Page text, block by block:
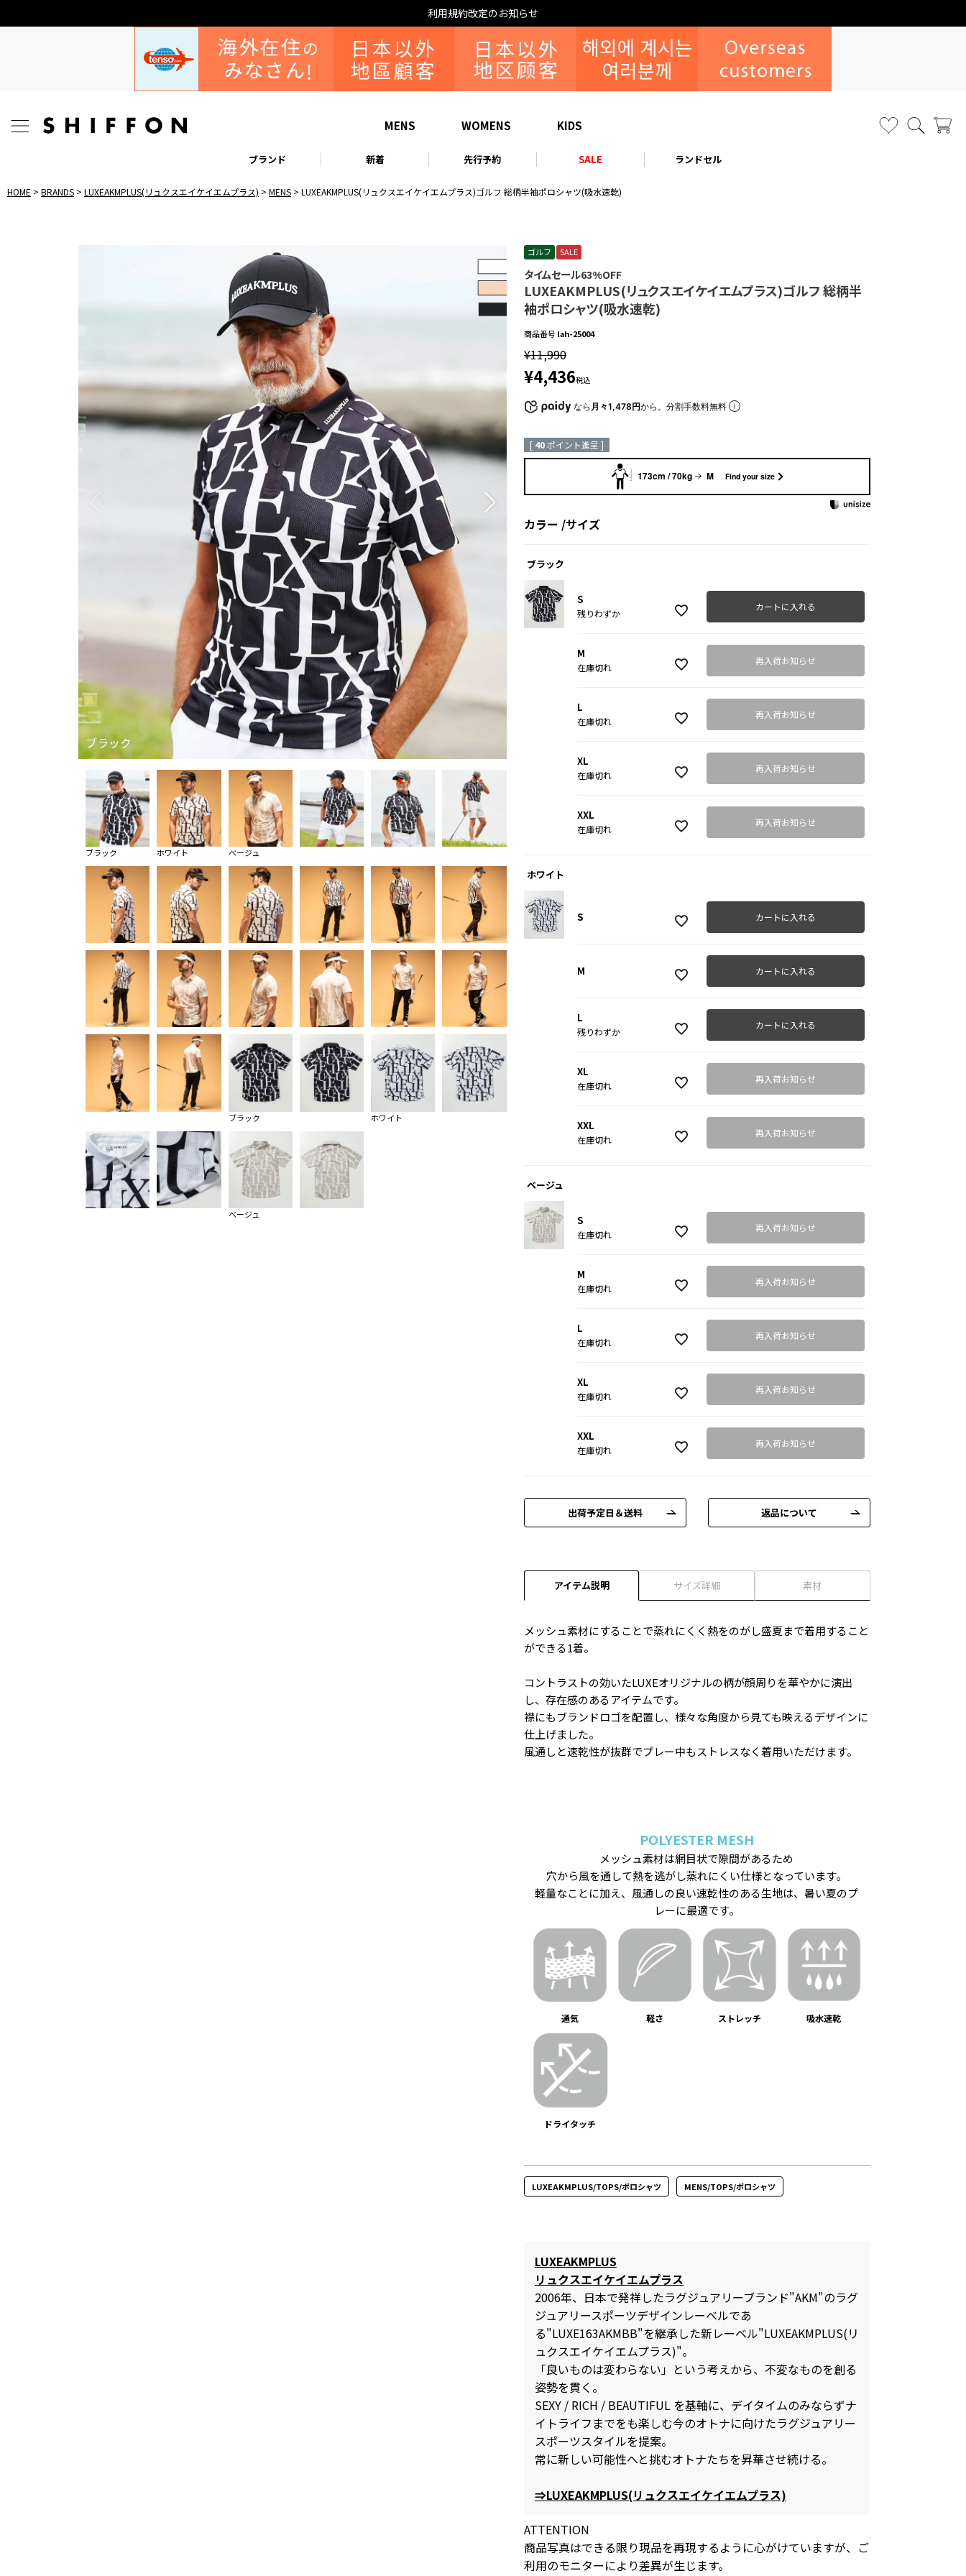
なりすまし・いたずら注文について
MENS WOMENS KIDS
ブランド 新着 先行予約 SALE ランドセル
HOME BRANDS LUXEAKMPLUS(リュクスエイケイエムプラス) MENS LUXEAKMPLUS(リュクスエイケイエムプラス)ゴルフ 総柄半袖ポロシャツ(吸水速乾)
ブラック
ブラック ホワイト ベージュ
ブラック ホワイト
ベージュ
ゴルフ SALE
タイムセール63%OFF
LUXEAKMPLUS(リュクスエイケイエムプラス)ゴルフ 総柄半
袖ポロシャツ(吸水速乾)
商品番号 lah-25004
¥11,990
¥4,436税込
なら 月々1,478円から。分割手数料無料
[ 40ポイント進呈 ]
173cm / 70kg M Find your size
カラー サイズ
ブラック
S
残りわずか
カートに入れる
M
在庫切れ
再入荷お知らせ
L
在庫切れ
再入荷お知らせ
XL
在庫切れ
再入荷お知らせ
XXL
在庫切れ
再入荷お知らせ
ホワイト
S カートに入れる
M カートに入れる
L
残りわずか
カートに入れる
XL
在庫切れ
再入荷お知らせ
XXL
在庫切れ
再入荷お知らせ
ベージュ
S
在庫切れ
再入荷お知らせ
M
在庫切れ
再入荷お知らせ
L
在庫切れ
再入荷お知らせ
XL
在庫切れ
再入荷お知らせ
XXL
在庫切れ
再入荷お知らせ
出荷予定日＆送料 返品について
アイテム説明 サイズ詳細 素材
メッシュ素材にすることで蒸れにくく熱をのがし盛夏まで着用すること
ができる1着。
コントラストの効いたLUXEオリジナルの柄が顔周りを華やかに演出
し、存在感のあるアイテムです。
襟にもブランドロゴを配置し、様々な角度から見ても映えるデザインに
仕上げました。
風通しと速乾性が抜群でプレー中もストレスなく着用いただけます。
POLYESTER MESH
メッシュ素材は網目状で隙間があるため
穴から風を通して熱を逃がし蒸れにくい仕様となっています。
軽量なことに加え、風通しの良い速乾性のある生地は、暑い夏のプ
レーに最適です。
通気 軽さ ストレッチ 吸水速乾
ドライタッチ
LUXEAKMPLUS/TOPS/ポロシャツ MENS/TOPS/ポロシャツ
LUXEAKMPLUS
リュクスエイケイエムプラス
2006年、日本で発祥したラグジュアリーブランド"AKM"のラグ
ジュアリースポーツデザインレーベルであ
る"LUXE163AKMBB"を継承した新レーベル"LUXEAKMPLUS(リ
ュクスエイケイエムプラス)"。
「良いものは変わらない」という考えから、不変なものを創る
姿勢を貫く。
SEXY / RICH / BEAUTIFUL を基軸に、デイタイムのみならずナ
イトライフまでをも楽しむ今のオトナに向けたラグジュアリー
スポーツスタイルを提案。
常に新しい可能性へと挑むオトナたちを昇華させ続ける。
⇒LUXEAKMPLUS(リュクスエイケイエムプラス)
ATTENTION
商品写真はできる限り現品を再現するように心がけていますが、ご
利用のモニターにより差異が生じます。